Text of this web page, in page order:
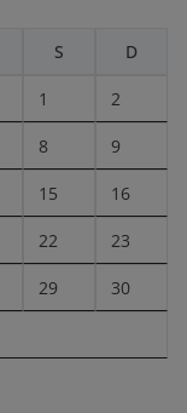
S D
1 2
8 9
15 16
22 23
29 30